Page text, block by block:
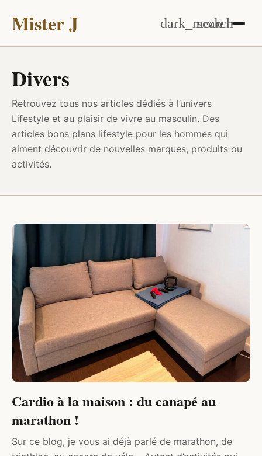
Mister J dark_mode
search
Divers
Retrouvez tous nos articles dédiés à l’univers
Lifestyle et au plaisir de vivre au masculin. Des
articles bons plans lifestyle pour les hommes qui
aiment découvrir de nouvelles marques, produits ou
activités.
Cardio à la maison : du canapé au
marathon !
Sur ce blog, je vous ai déjà parlé de marathon, de